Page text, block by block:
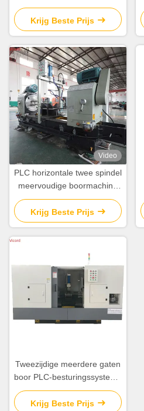
meerdere gaten zonder
boorkop
Krijg Beste Prijs
Video
PLC horizontale twee spindel
meervoudige boormachine
voor klepbuisbehoren
Krijg Beste Prijs
Tweezijdige meerdere gaten
boor PLC-besturingssysteem
600-1000 mm Maximale
bewerkingslengte
Krijg Beste Prijs